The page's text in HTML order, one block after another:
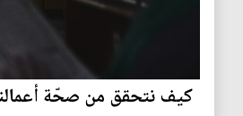
كيف نتحقق من صحّة